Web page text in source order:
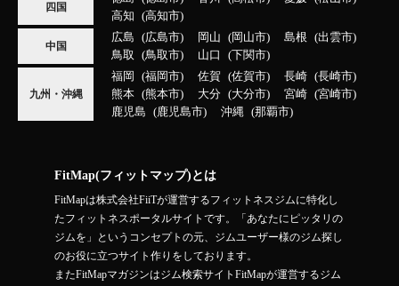
四国
高知
高知市
中国
広島 広島市 岡山 岡山市 島根
出雲市
鳥取
鳥取市 山口 下関市
九州・沖縄
福岡 福岡市 佐賀 佐賀市 長崎
長崎市
熊本
熊本市 大分 大分市 宮崎
宮崎市
鹿児島
鹿児島市 沖縄 那覇市
FitMap(フィットマップ)とは
FitMapは株式会社FiiTが運営するフィットネスジムに特化し
たフィットネスポータルサイトです。「あなたにピッタリの
ジムを」というコンセプトの元、ジムユーザー様のジム探し
のお役に立つサイト作りをしております。
またFitMapマガジンはジム検索サイトFitMapが運営するジム